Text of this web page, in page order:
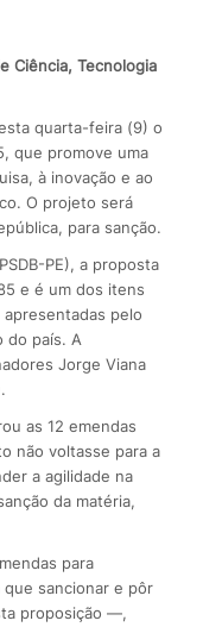
Ciência, Tecnologia
quarta-feira (9) o
que promove uma
à inovação e ao
O projeto será
para sanção.
PE), a proposta
e é um dos itens
pelo
do país. A
Jorge Viana
as 12 emendas
não voltasse para a
a agilidade na
da matéria,
para
sancionar e pôr
proposição —,